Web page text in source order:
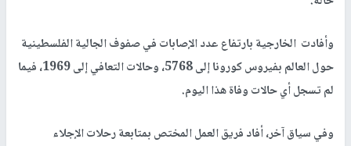
وأفادت الخارجية بارتفاع عدد الإصابات في صفوف الجالية الفلسطينية
حول العالم بفيروس كورونا إلى 5768، وحالات التعافي إلى 1969، فيما
لم تسجل أي حالات وفاة هذا اليوم.
وفي سياق آخر، أفاد فريق العمل المختص بمتابعة رحلات الإجلاء